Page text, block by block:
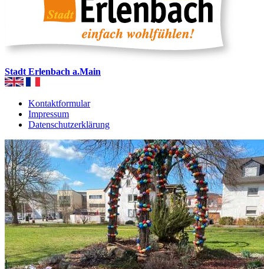
Stadt Erlenbach a.Main
Kontaktformular
Impressum
Datenschutzerklärung